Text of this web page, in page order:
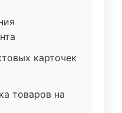
карточек
товаров на